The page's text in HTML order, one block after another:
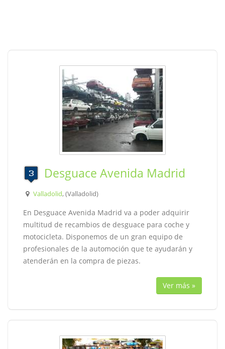
Desguace Avenida Madrid
Valladolid, (Valladolid)
En Desguace Avenida Madrid va a poder adquirir
multitud de recambios de desguace para coche y
motocicleta. Disponemos de un gran equipo de
profesionales de la automoción que te ayudarán y
atenderán en la compra de piezas.
Ver más »